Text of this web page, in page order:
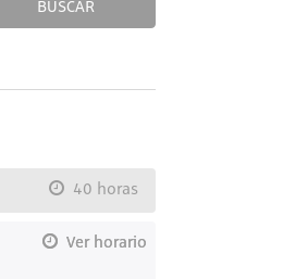
BUSCAR
40 horas
Ver horario